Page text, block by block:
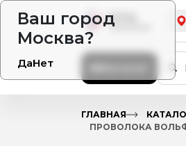
Ваш город
Москва?
ДаНет
ГЛАВНАЯ
ПРОВОЛОКА